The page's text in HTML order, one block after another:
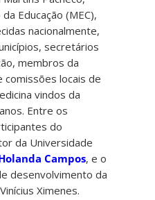
Educação (MEC),
nacionalmente,
secretários
membros da
comissões locais de
vindos da
Entre os
do
da Universidade
Campos, e o
desenvolvimento da
Ximenes.